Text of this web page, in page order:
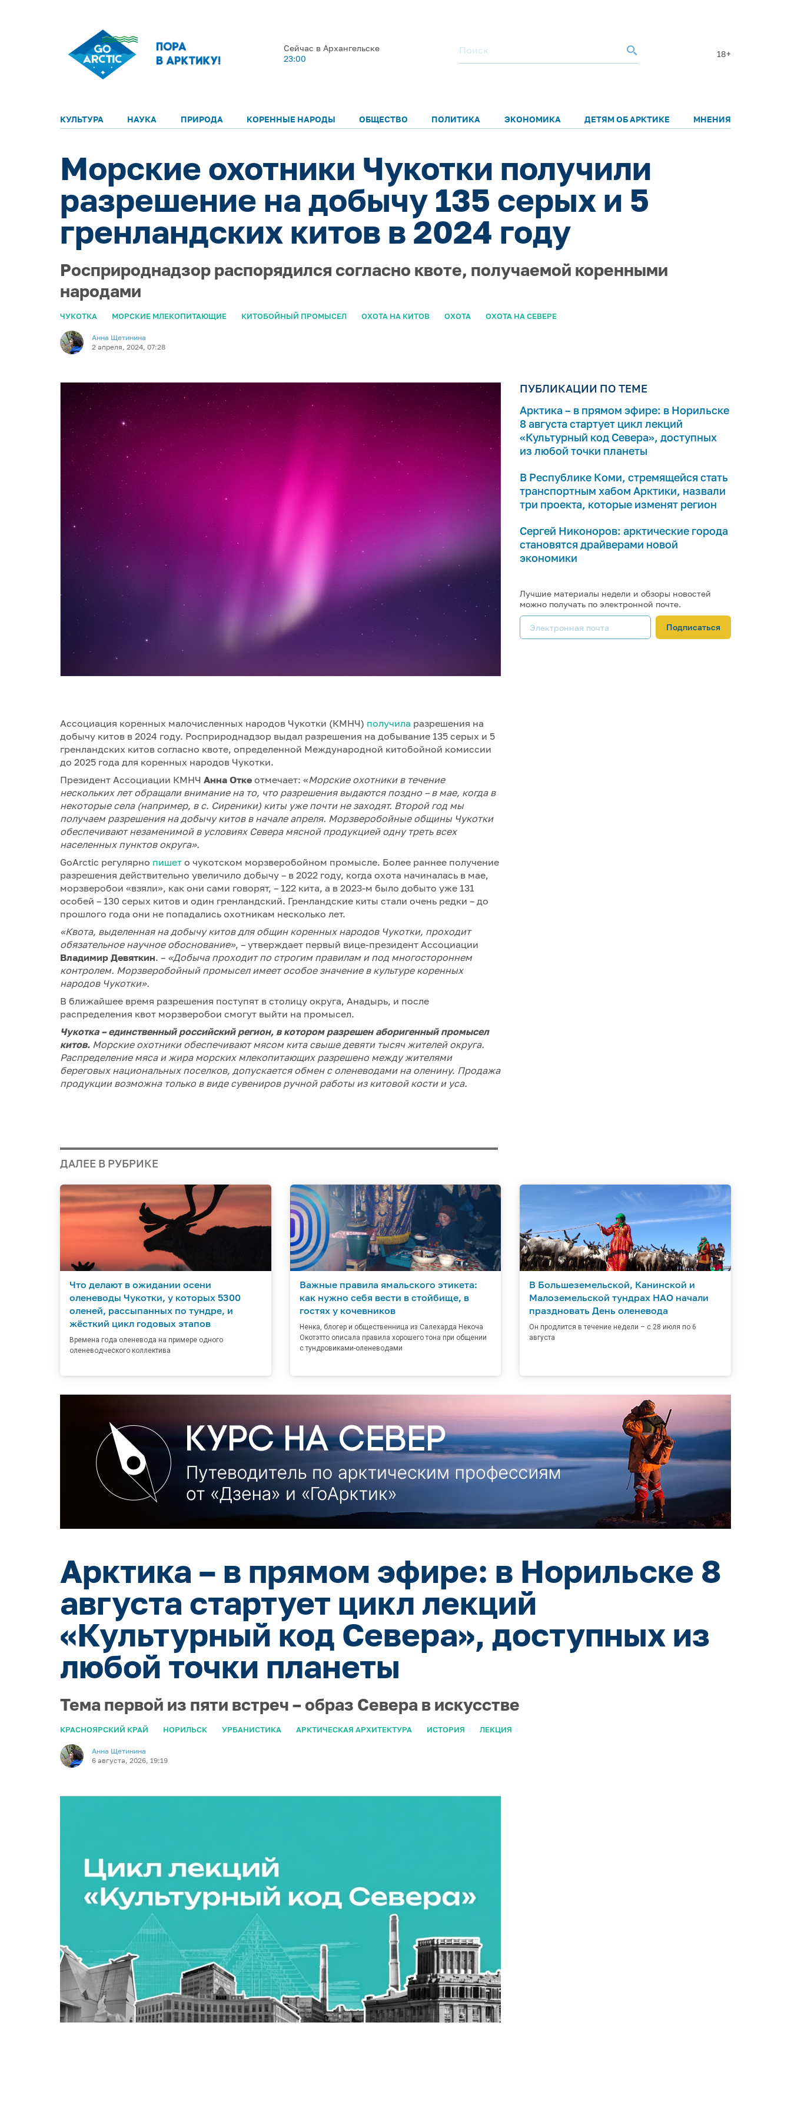
Сейчас в Архангельске
23:00
18+
КУЛЬТУРА НАУКА ПРИРОДА КОРЕННЫЕ НАРОДЫ ОБЩЕСТВО ПОЛИТИКА ЭКОНОМИКА ДЕТЯМ ОБ АРКТИКЕ МНЕНИЯ
Морские охотники Чукотки получили
разрешение на добычу 135 серых и 5
гренландских китов в 2024 году
Росприроднадзор распорядился согласно квоте, получаемой коренными
народами
ЧУКОТКА МОРСКИЕ МЛЕКОПИТАЮЩИЕ КИТОБОЙНЫЙ ПРОМЫСЕЛ ОХОТА НА КИТОВ ОХОТА ОХОТА НА СЕВЕРЕ
Анна Щетинина
2 апреля, 2024, 07:28
Ассоциация коренных малочисленных народов Чукотки (КМНЧ) получила разрешения на
добычу китов в 2024 году. Росприроднадзор выдал разрешения на добывание 135 серых и 5
гренландских китов согласно квоте, определенной Международной китобойной комиссии
до 2025 года для коренных народов Чукотки.
Президент Ассоциации КМНЧ Анна Отке отмечает: «Морские охотники в течение
нескольких лет обращали внимание на то, что разрешения выдаются поздно – в мае, когда в
некоторые села (например, в с. Сиреники) киты уже почти не заходят. Второй год мы
получаем разрешения на добычу китов в начале апреля. Морзверобойные общины Чукотки
обеспечивают незаменимой в условиях Севера мясной продукцией одну треть всех
населенных пунктов округа».
GоArctic регулярно пишет о чукотском морзверобойном промысле. Более раннее получение
разрешения действительно увеличило добычу – в 2022 году, когда охота начиналась в мае,
морзверобои «взяли», как они сами говорят, – 122 кита, а в 2023-м было добыто уже 131
особей – 130 серых китов и один гренландский. Гренландские киты стали очень редки – до
прошлого года они не попадались охотникам несколько лет.
«Квота, выделенная на добычу китов для общин коренных народов Чукотки, проходит
обязательное научное обоснование», – утверждает первый вице-президент Ассоциации
Владимир Девяткин. – «Добыча проходит по строгим правилам и под многостороннем
контролем. Морзверобойный промысел имеет особое значение в культуре коренных
народов Чукотки».
В ближайшее время разрешения поступят в столицу округа, Анадырь, и после
распределения квот морзверобои смогут выйти на промысел.
Чукотка – единственный российский регион, в котором разрешен аборигенный промысел
китов. Морские охотники обеспечивают мясом кита свыше девяти тысяч жителей округа.
Распределение мяса и жира морских млекопитающих разрешено между жителями
береговых национальных поселков, допускается обмен с оленеводами на оленину. Продажа
продукции возможна только в виде сувениров ручной работы из китовой кости и уса.
ПУБЛИКАЦИИ ПО ТЕМЕ
Арктика – в прямом эфире: в Норильске
8 августа стартует цикл лекций
«Культурный код Севера», доступных
из любой точки планеты
В Республике Коми, стремящейся стать
транспортным хабом Арктики, назвали
три проекта, которые изменят регион
Сергей Никоноров: арктические города
становятся драйверами новой
экономики
Лучшие материалы недели и обзоры новостей
можно получать по электронной почте.
Подписаться
ДАЛЕЕ В РУБРИКЕ
Что делают в ожидании осени
оленеводы Чукотки, у которых 5300
оленей, рассыпанных по тундре, и
жёсткий цикл годовых этапов
Времена года оленевода на примере одного
оленеводческого коллектива
Важные правила ямальского этикета:
как нужно себя вести в стойбище, в
гостях у кочевников
Ненка, блогер и общественница из Салехарда Некоча
Окотэтто описала правила хорошего тона при общении
с тундровиками-оленеводами
В Большеземельской, Канинской и
Малоземельской тундрах НАО начали
праздновать День оленевода
Он продлится в течение недели – с 28 июля по 6
августа
Арктика – в прямом эфире: в Норильске 8
августа стартует цикл лекций
«Культурный код Севера», доступных из
любой точки планеты
Тема первой из пяти встреч – образ Севера в искусстве
КРАСНОЯРСКИЙ КРАЙ НОРИЛЬСК УРБАНИСТИКА АРКТИЧЕСКАЯ АРХИТЕКТУРА ИСТОРИЯ ЛЕКЦИЯ
Анна Щетинина
6 августа, 2026, 19:19